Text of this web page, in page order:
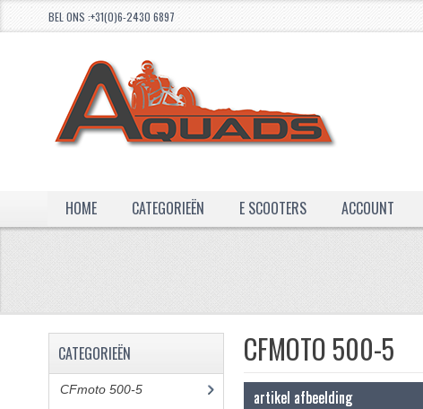
BEL ONS :+31(0)6-2430 6897
HOME CATEGORIEËN E SCOOTERS ACCOUNT
CFMOTO 500-5
artikel afbeelding
CATEGORIEËN
CFmoto 500-5(5)